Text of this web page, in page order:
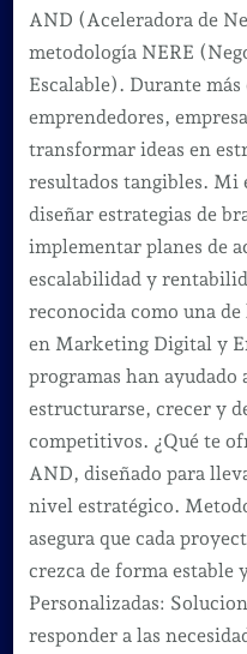
AND (Aceleradora de
metodología NERE
Escalable). Durante
emprendedores,
transformar ideas en
resultados tangibles. Mi
diseñar estrategias de
implementar planes de
escalabilidad y
reconocida como una
en Marketing Digital y
programas han ayudado
estructurarse, crecer y
competitivos. ¿Qué te
AND, diseñado para
nivel estratégico.
asegura que cada
crezca de forma estable
Personalizadas:
responder a las